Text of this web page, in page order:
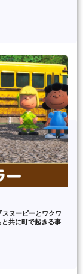
ヌーピーとワクワ
共に町で起きる事